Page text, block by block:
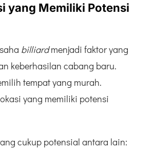
yang Memiliki Potensi
billiardmenjadi faktor yang
keberhasilan cabang baru.
tempat yang murah.
yang memiliki potensi
cukup potensial antara lain: